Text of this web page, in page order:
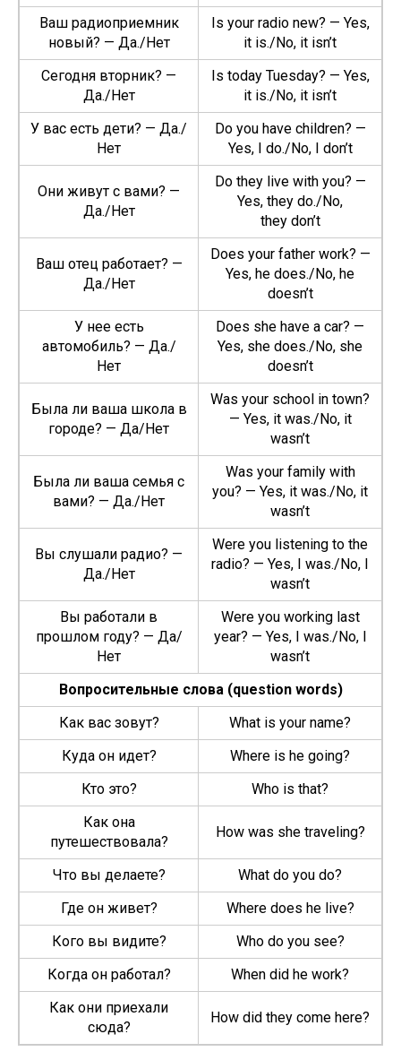
Ваш радиоприемник
новый? — Да./Нет
Is your radio new? — Yes,
it is./No, it isn’t
Сегодня вторник? —
Да./Нет
Is today Tues­day? — Yes,
it is./No, it isn’t
У вас есть дети? — Да./
Нет
Do you have chil­dren? —
Yes, I do./No, I don’t
Они живут с вами? —
Да./Нет
Do they live with you? —
Yes, they do./No,
they don’t
Ваш отец работает? —
Да./Нет
Does your father work? —
Yes, he does./No, he
doesn’t
У нее есть
автомобиль? — Да./
Нет
Does she have a car? —
Yes, she does./No, she
doesn’t
Была ли ваша школа в
городе? — Да/Нет
Was your school in town?
— Yes, it was./No, it
wasn’t
Была ли ваша семья с
вами? — Да./Нет
Was your fam­i­ly with
you? — Yes, it was./No, it
wasn’t
Вы слушали радио? —
Да./Нет
Were you lis­ten­ing to the
radio? — Yes, I was./No, I
wasn’t
Вы работали в
прошлом году? — Да/
Нет
Were you work­ing last
year? — Yes, I was./No, I
wasn’t
Вопросительные слова (ques­tion words)
Как вас зовут?
What is your name?
Куда он идет?
Where is he going?
Кто это?
Who is that?
Как она
путешествовала?
How was she traveling?
Что вы делаете?
What do you do?
Где он живет?
Where does he live?
Кого вы видите?
Who do you see?
Когда он работал?
When did he work?
Как они приехали
сюда?
How did they come here?